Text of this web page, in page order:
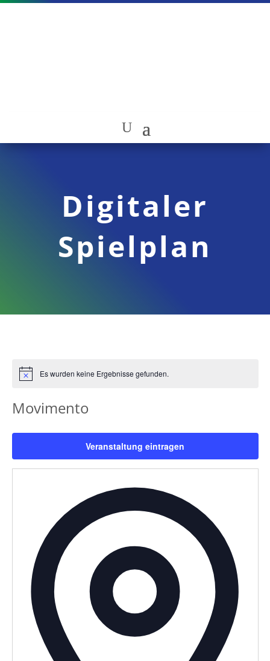
Digitaler
Spielplan
HinweisEs wurden keine Ergebnisse gefunden.
Movimento
Veranstaltung eintragen